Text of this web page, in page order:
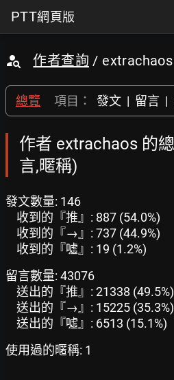
PTT網頁版
作者查詢 / extrachaos
總覽 項目： 發文 | 留言 |
作者 extrachaos 的
言,暱稱)
發文數量: 146
收到的『推』: 887 (54.0%)
收到的『→』: 737 (44.9%)
收到的『噓』: 19 (1.2%)
留言數量: 43076
送出的『推』: 21338 (49.5%)
送出的『→』: 15225 (35.3%)
送出的『噓』: 6513 (15.1%)
使用過的暱稱: 1